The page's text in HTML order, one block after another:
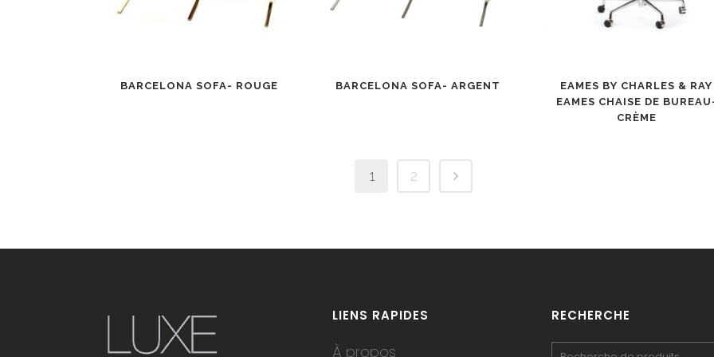
BARCELONA SOFA- ROUGE BARCELONA SOFA- ARGENT
EAMES BY CHARLES & RAY
EAMES CHAISE DE
CRÈME
1 2
LIENS RAPIDES
À propos
RECHERCHE